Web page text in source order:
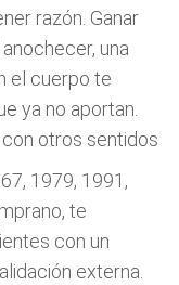
razón. Ganar
una
el cuerpo te
ya no aportan.
otros sentidos
1979, 1991,
te
con un
externa.